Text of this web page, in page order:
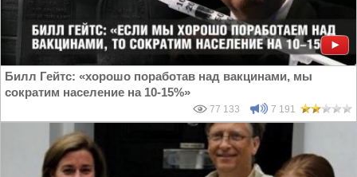
Билл Гейтс: «хорошо поработав над вакцинами, мы
сократим население на 10-15%»
77 133 7 191